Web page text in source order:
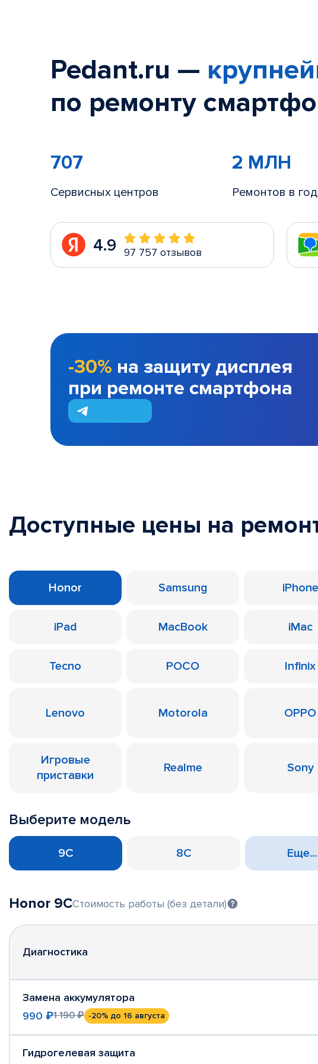
Pedant.ru —
по ремонту
707
Сервисных центров
2 МЛН
Ремонтов в год
4.9 97 757 отзывов
-30% на защиту дисплея
при ремонте смартфона
Доступные цены на
Honor Samsung iPhone
iPad MacBook iMac
Tecno POCO Infinix
Lenovo Motorola OPPO
Игровые
приставки
Realme Sony
Выберите модель
9C 8C Еще...
Honor 9CСтоимость работы (без детали)
Диагностика
Замена аккумулятора
990 ₽1 190 ₽ -20% до 16 августа
Гидрогелевая защита